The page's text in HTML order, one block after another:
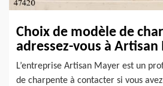
Choix de modèle de
adressez-vous à Artisan
L’entreprise Artisan Mayer est un
de charpente à contacter si vous